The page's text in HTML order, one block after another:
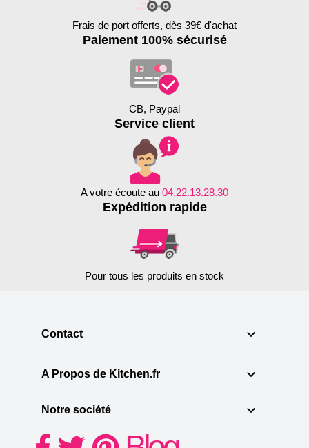
Frais de port offerts, dès 39€ d'achat
Paiement 100% sécurisé
CB, Paypal
Service client
A votre écoute au 04.22.13.28.30
Expédition rapide
Pour tous les produits en stock
Contact 
A Propos de Kitchen.fr 
Notre société 